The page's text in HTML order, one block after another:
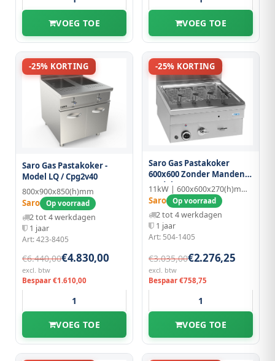
VOEG TOE VOEG TOE
-25% KORTING
Saro Gas Pastakoker -
Model LQ / Cpg2v40
800x900x850(h)mm
Saro Op voorraad
2 tot 4 werkdagen
1 jaar
Art: 423-8405
€6.440,00€4.830,00
excl. btw
Bespaar €1.610,00
VOEG TOE
-25% KORTING
Saro Gas Pastakoker
600x600 Zonder Manden
Model Gc66/sc
11kW | 600x600x270(h)mm | RVS
Saro Op voorraad
2 tot 4 werkdagen
1 jaar
Art: 504-1405
€3.035,00€2.276,25
excl. btw
Bespaar €758,75
VOEG TOE